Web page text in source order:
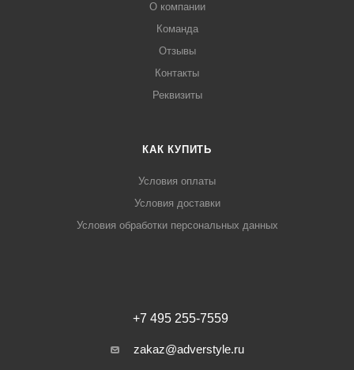
О компании
Команда
Отзывы
Контакты
Реквизиты
КАК КУПИТЬ
Условия оплаты
Условия доставки
Условия обработки персональных данных
+7 495 255-7559
zakaz@adverstyle.ru